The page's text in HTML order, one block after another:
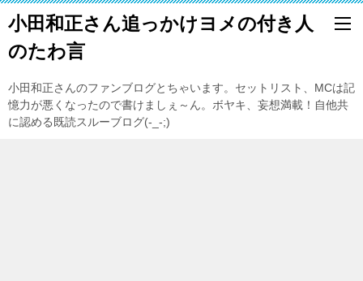
小田和正さん追っかけヨメの付き人
のたわ言
小田和正さんのファンブログとちゃいます。セットリスト、MCは記
憶力が悪くなったので書けましぇ～ん。ボヤキ、妄想満載！自他共
に認める既読スルーブログ(-_-;)